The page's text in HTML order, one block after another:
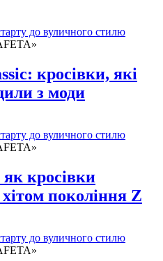
до вуличного стилю
кросівки, які
з моди
до вуличного стилю
кросівки
покоління Z
до вуличного стилю